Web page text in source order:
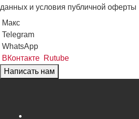
данных и условия публичной оферты
Макс
Telegram
WhatsApp
ВКонтакте Rutube
Написать нам